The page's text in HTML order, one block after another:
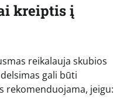
kreiptis į
reikalauja skubios
gali būti
rekomenduojama, jeigu: